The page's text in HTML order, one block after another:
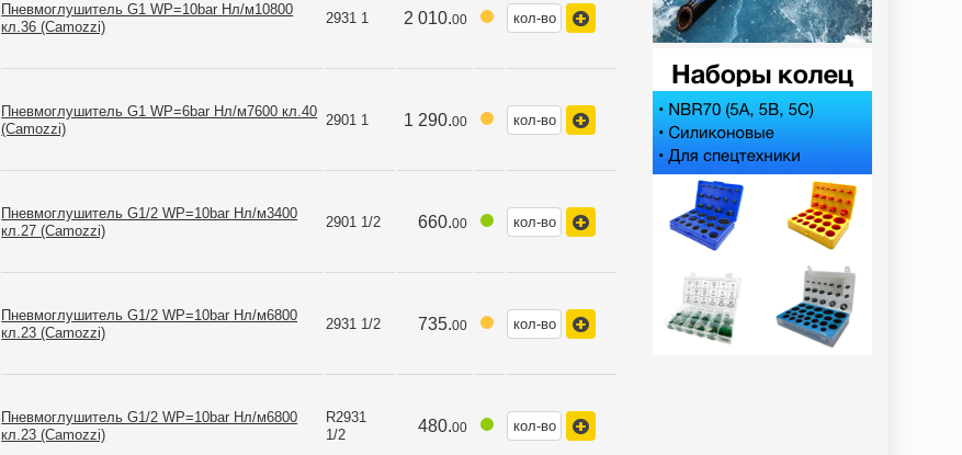
Пневмоглушитель G1 WP=10bar Нл/м10800
кл.36 (Camozzi)
2931 1 2 010.00
Пневмоглушитель G1 WP=6bar Нл/м7600 кл.40
(Camozzi)
2901 1 1 290.00
Пневмоглушитель G1/2 WP=10bar Нл/м3400
кл.27 (Camozzi)
2901 1/2 660.00
Пневмоглушитель G1/2 WP=10bar Нл/м6800
кл.23 (Camozzi)
2931 1/2 735.00
Пневмоглушитель G1/2 WP=10bar Нл/м6800
кл.23 (Camozzi)
R2931
1/2
480.00